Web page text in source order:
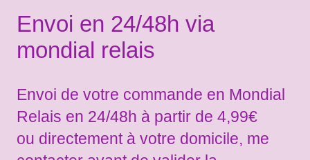
Envoi en 24/48h via
mondial relais
Envoi de votre commande en Mondial
Relais en 24/48h à partir de 4,99€
ou directement à votre domicile, me